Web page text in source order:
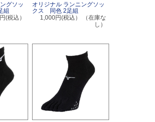
グソッ
組
(税込）
オリジナル ランニングソッ
クス 同色 2足組
1,000円(税込）
（在庫な
し）